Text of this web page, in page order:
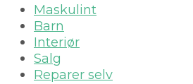
Maskulint
Barn
Interiør
Salg
Reparer selv